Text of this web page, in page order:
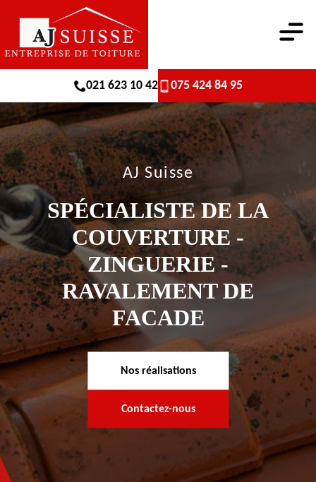
021 623 10 42 075 424 84 95
AJ Suisse
SPÉCIALISTE DE LA
COUVERTURE -
ZINGUERIE -
RAVALEMENT DE
FACADE
Nos réalisations
Contactez-nous